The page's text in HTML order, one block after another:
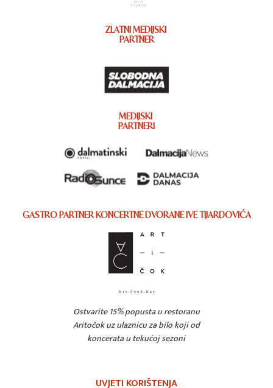
ZLATNI MEDIJSKI
PARTNER
MEDIJSKI
PARTNERI
GASTRO PARTNER KONCERTNE DVORANE IVE TIJARDOVIĆA
Ostvarite 15% popusta u restoranu
Aritočok uz ulaznicu za bilo koji od
koncerata u tekućoj sezoni
UVJETI KORIŠTENJA